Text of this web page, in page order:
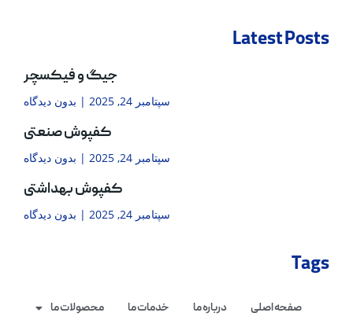
Latest Posts
جیگ و فیکسچر
سپتامبر 24, 2025 بدون دیدگاه
کفپوش صنعتی
سپتامبر 24, 2025 بدون دیدگاه
کفپوش بهداشتی
سپتامبر 24, 2025 بدون دیدگاه
Tags
صفحه اصلی درباره ما خدمات ما
محصولات ما